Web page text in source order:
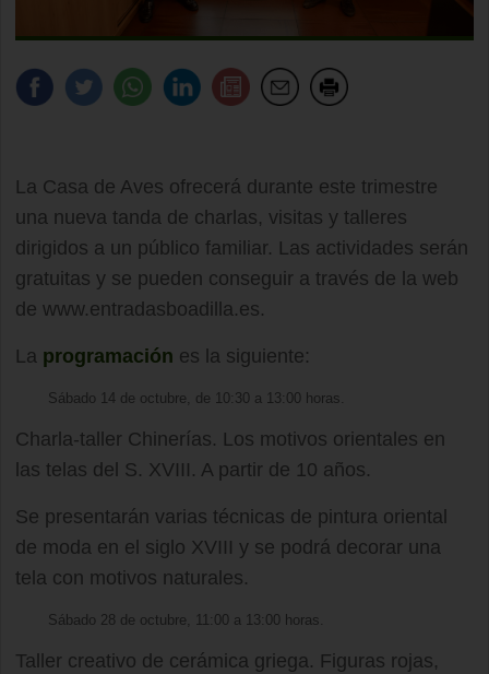
La Casa de Aves ofrecerá durante este trimestre
una nueva tanda de charlas, visitas y talleres
dirigidos a un público familiar. Las actividades serán
gratuitas y se pueden conseguir a través de la web
de www.entradasboadilla.es.
La programación es la siguiente:
Sábado 14 de octubre, de 10:30 a 13:00 horas.
Charla-taller Chinerías. Los motivos orientales en
las telas del S. XVIII. A partir de 10 años.
Se presentarán varias técnicas de pintura oriental
de moda en el siglo XVIII y se podrá decorar una
tela con motivos naturales.
Sábado 28 de octubre, 11:00 a 13:00 horas.
Taller creativo de cerámica griega. Figuras rojas,